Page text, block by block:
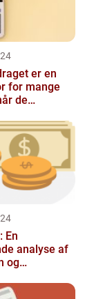
er en
for mange
de
En
analyse af
og